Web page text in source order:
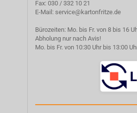
Fax: 030 / 332 10 21
E-Mail: service@kartonfritze.de
Bürozeiten: Mo. bis Fr. von 8 bis 16
Abholung nur nach Avis!
Mo. bis Fr. von 10:30 Uhr bis 13:00